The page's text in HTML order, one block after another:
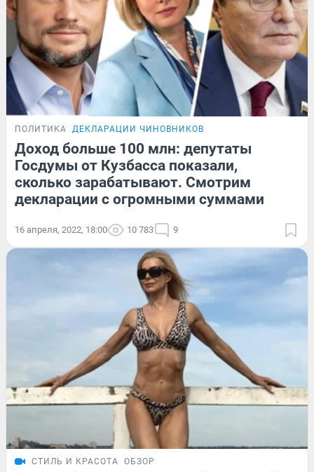
ПОЛИТИКА ДЕКЛАРАЦИИ ЧИНОВНИКОВ
Доход больше 100 млн: депутаты
Госдумы от Кузбасса показали,
сколько зарабатывают. Смотрим
декларации с огромными суммами
16 апреля, 2022, 18:00 10 783 9
СТИЛЬ И КРАСОТА ОБЗОР